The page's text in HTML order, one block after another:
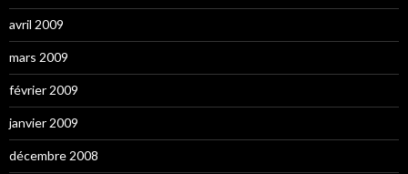
avril 2009
mars 2009
février 2009
janvier 2009
décembre 2008